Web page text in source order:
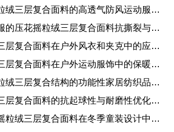
英杰：基于压花摇粒绒三层复合面料的高透气防风运动服饰开发
英杰：应用于滑雪服的压花摇粒绒三层复合面料抗撕裂与耐磨性提升技术
英杰：压花摇粒绒三层复合面料在户外风衣和夹克中的应用与性能
英杰：压花摇粒绒三层复合面料在户外运动服饰中的保暖与透气性能研究
英杰：基于压花摇粒绒三层复合结构的功能性家居纺织品开发与应用
英杰：压花摇粒绒三层复合面料的抗起球性与耐磨性优化技术分析
英杰：高弹性压花摇粒绒三层复合面料在冬季童装设计中的应用实践